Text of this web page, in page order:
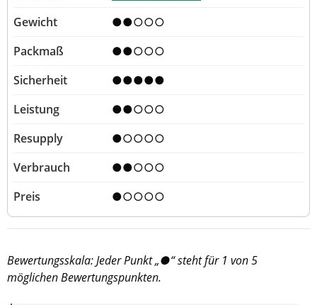
●●○○○
●●○○○
●●●●●
●●○○○
●○○○○
●●○○○
●○○○○
Bewertungsskala: Jeder Punkt „●“ steht für 1 von 5
möglichen Bewertungspunkten.